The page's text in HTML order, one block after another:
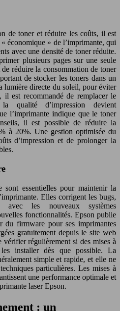
de toner et réduire les coûts, il est
économique » de l’imprimante, qui
avec une densité de toner réduite.
plusieurs pages sur une seule
réduire la consommation de toner
de stocker les toners dans un
lumière directe du soleil, pour éviter
il est recommandé de remplacer le
qualité d’impression devient
l’imprimante indique que le toner
il est possible de réduire la
à 20%. Une gestion optimisée du
d’impression et de prolonger la
essentielles pour maintenir la
Elles corrigent les bugs,
avec les nouveaux systèmes
fonctionnalités. Epson publie
du firmware pour ses imprimantes
gratuitement depuis le site web
vérifier régulièrement si des mises à
installer dès que possible. La
simple et rapide, et elle ne
particulières. Les mises à
une performance optimale et
laser Epson.
: un